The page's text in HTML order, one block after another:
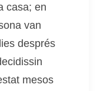
casa; en
van
després
mesos